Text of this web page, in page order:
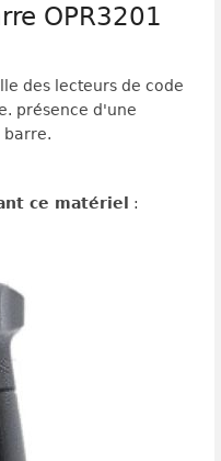
OPR3201
des lecteurs de code
présence d'une
barre.
ce matériel
: